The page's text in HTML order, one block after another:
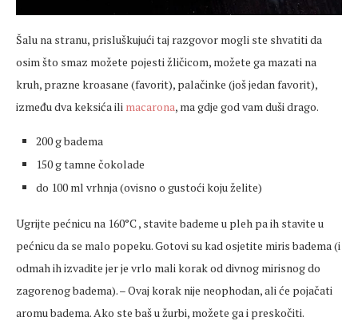
Šalu na stranu, prisluškujući taj razgovor mogli ste shvatiti da
osim što smaz možete pojesti žličicom, možete ga mazati na
kruh, prazne kroasane (favorit), palačinke (još jedan favorit),
između dva keksića ili macarona, ma gdje god vam duši drago.
200 g badema
150 g tamne čokolade
do 100 ml vrhnja (ovisno o gustoći koju želite)
Ugrijte pećnicu na 160°C , stavite bademe u pleh pa ih stavite u
pećnicu da se malo popeku. Gotovi su kad osjetite miris badema (i
odmah ih izvadite jer je vrlo mali korak od divnog mirisnog do
zagorenog badema). – Ovaj korak nije neophodan, ali će pojačati
aromu badema. Ako ste baš u žurbi, možete ga i preskočiti.